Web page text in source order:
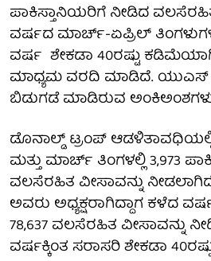
ಪಾಕಿಸ್ತಾನಿಯರಿಗೆ ನೀಡಿದ
ವರ್ಷದ ಮಾರ್ಚ್-ಏಪ್ರಿಲ್
ವರ್ಷ ಶೇಕಡಾ 40ರಷ್ಟು
ಮಾಧ್ಯಮ ವರದಿ ಮಾಡಿದೆ. ಯುಎಸ್
ಬಿಡುಗಡೆ ಮಾಡಿರುವ ಅಂಕಿಅಂಶಗಳು
ಡೊನಾಲ್ಡ್ ಟ್ರಂಪ್ ಆಡಳಿತಾವಧಿಯಲ್ಲಿ
ಮತ್ತು ಮಾರ್ಚ್ ತಿಂಗಳಲ್ಲಿ 3,973
ವಲಸೆರಹಿತ ವೀಸಾವನ್ನು
ಅವರು ಅಧ್ಯಕ್ಷರಾಗಿದ್ದಾಗ ಕಳೆದ
78,637 ವಲಸೆರಹಿತ ವೀಸಾವನ್ನು
ವರ್ಷಕ್ಕಿಂತ ಸರಾಸರಿ ಶೇಕಡಾ